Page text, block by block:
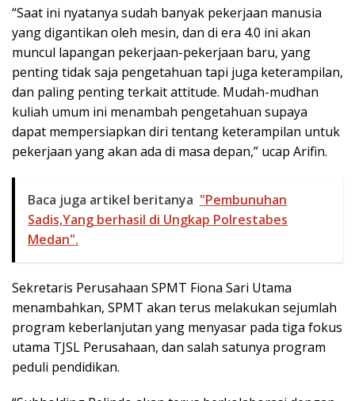
“Saat ini nyatanya sudah banyak pekerjaan manusia
yang digantikan oleh mesin, dan di era 4.0 ini akan
muncul lapangan pekerjaan-pekerjaan baru, yang
penting tidak saja pengetahuan tapi juga keterampilan,
dan paling penting terkait attitude. Mudah-mudhan
kuliah umum ini menambah pengetahuan supaya
dapat mempersiapkan diri tentang keterampilan untuk
pekerjaan yang akan ada di masa depan,” ucap Arifin.
Baca juga artikel beritanya "Pembunuhan
Sadis,Yang berhasil di Ungkap Polrestabes
Medan".
Sekretaris Perusahaan SPMT Fiona Sari Utama
menambahkan, SPMT akan terus melakukan sejumlah
program keberlanjutan yang menyasar pada tiga fokus
utama TJSL Perusahaan, dan salah satunya program
peduli pendidikan.